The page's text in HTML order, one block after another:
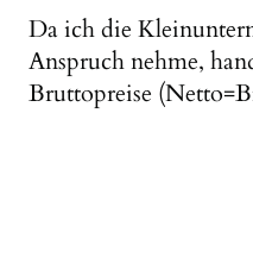
Da ich die
Anspruch nehme,
Bruttopreise